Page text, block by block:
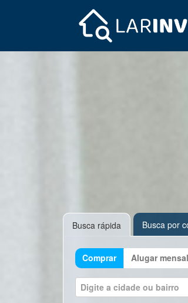
Busca rápida Busca por
Comprar Alugar mensal